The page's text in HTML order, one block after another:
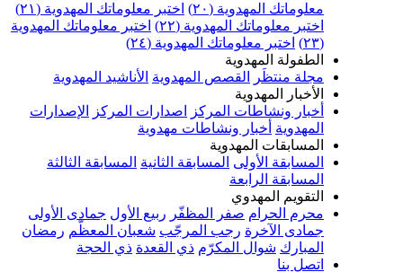
المهدوية (٢٠)
اختبر معلوماتك المهدوية (٢١)
معلوماتك المهدوية (٢٢)
اختبر معلوماتك المهدوية
اختبر معلوماتك المهدوية (٢٤)
المهدوية
منتظَر
القصص المهدوية الأناشيد المهدوية
المهدوية
ونشاطات المركز اصدارات المركز الإصدارات
أخبار ونشاطات مهدوية
المهدوية
الأولى المسابقة الثانية المسابقة الثالثة
الرابعة
المهدوي
الحرام
صفر المظفّر ربيع الأول جمادى الأولى
رجب المرجّب شعبان المعظّم رمضان
شوال المكرّم ذي القعدة ذي الحجة